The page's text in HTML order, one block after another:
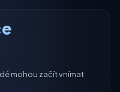
mohou začít vnímat